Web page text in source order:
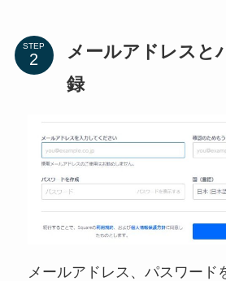
STEP
メールアドレスと
録
メールアドレス、パスワード